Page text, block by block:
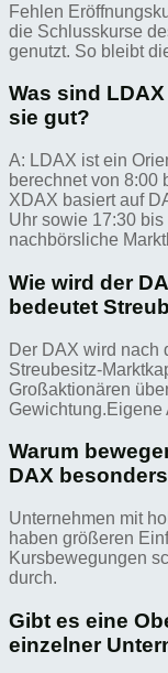
Fehlen
die Schlusskurse
genutzt. So bleibt
Was sind
sie gut?
A: LDAX ist ein
berechnet von 8:00
XDAX basiert auf
Uhr sowie 17:30
nachbörsliche
Wie wird der
bedeutet
Der DAX wird nach
Streubesitz-
Großaktionären
Gewichtung.Eigene
Warum
DAX
Unternehmen mit
haben größeren
Kursbewegungen
durch.
Gibt es eine
einzelner